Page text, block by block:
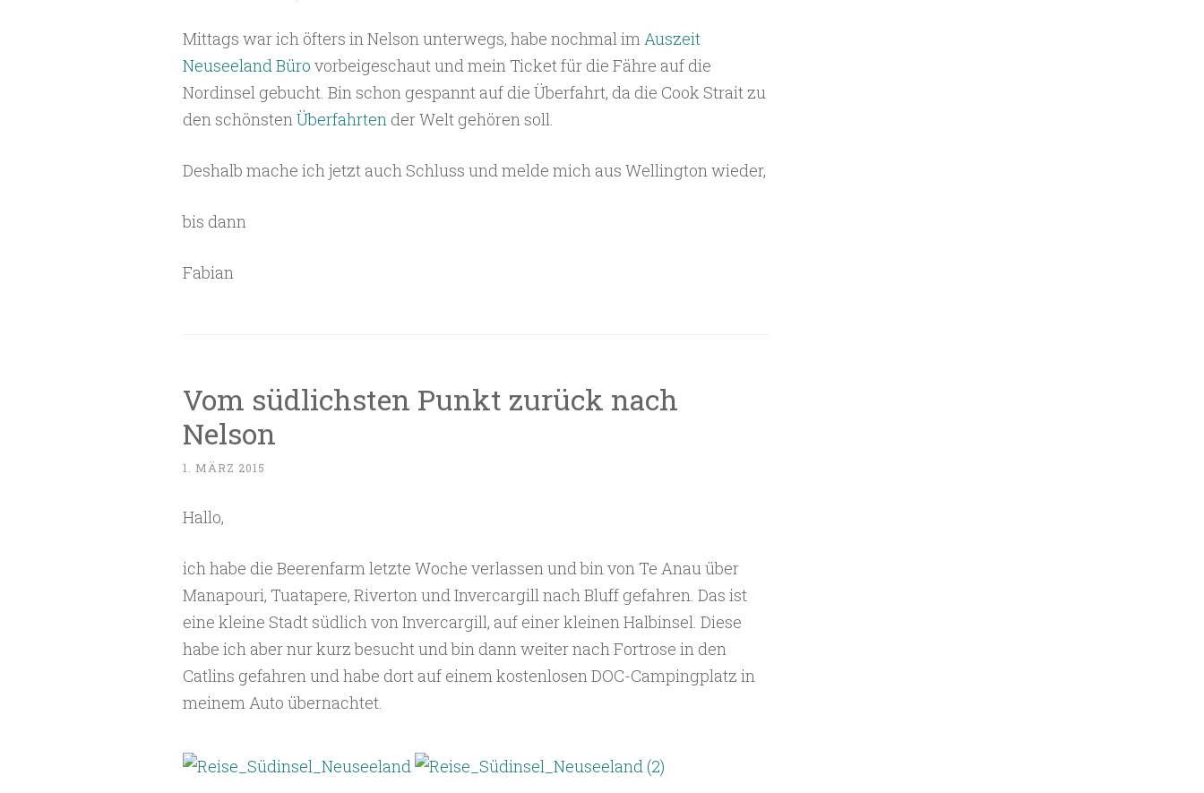
Mittags war ich öfters in Nelson unterwegs, habe nochmal imAuszeit
Neuseeland Büro vorbeigeschaut und mein Ticket für die Fähre auf die
Nordinsel gebucht. Bin schon gespannt auf die Überfahrt, da die Cook Strait zu
den schönstenÜberfahrtender Welt gehören soll.
Deshalb mache ich jetzt auch Schluss und melde mich aus Wellington wieder,
bis dann
Fabian
Vom südlichsten Punkt zurück nach
Nelson
1. MÄRZ 2015
Hallo,
ich habe die Beerenfarm letzte Woche verlassen und bin von Te Anau über
Manapouri, Tuatapere, Riverton und Invercargill nach Bluff gefahren. Das ist
eine kleine Stadt südlich von Invercargill, auf einer kleinen Halbinsel. Diese
habe ich aber nur kurz besucht und bin dann weiter nach Fortrose in den
Catlins gefahren und habe dort auf einem kostenlosen DOC-Campingplatz in
meinem Auto übernachtet.